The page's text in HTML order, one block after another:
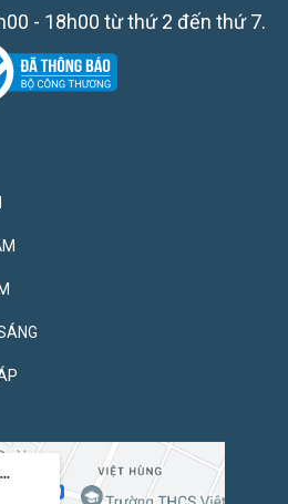
- 18h00 từ thứ 2 đến thứ 7.